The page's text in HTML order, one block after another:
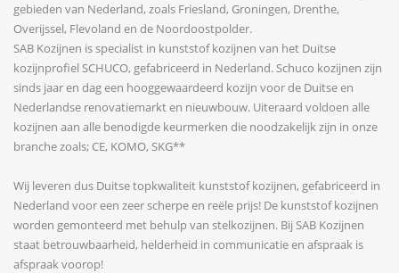
gebieden van Nederland, zoals Friesland, Groningen, Drenthe,
Overijssel, Flevoland en de Noordoostpolder.
SAB Kozijnen is specialist in kunststof kozijnen van het Duitse
kozijnprofiel SCHUCO, gefabriceerd in Nederland. Schuco kozijnen zijn
sinds jaar en dag een hooggewaardeerd kozijn voor de Duitse en
Nederlandse renovatiemarkt en nieuwbouw. Uiteraard voldoen alle
kozijnen aan alle benodigde keurmerken die noodzakelijk zijn in onze
branche zoals; CE, KOMO, SKG**
Wij leveren dus Duitse topkwaliteit kunststof kozijnen, gefabriceerd in
Nederland voor een zeer scherpe en reële prijs! De kunststof kozijnen
worden gemonteerd met behulp van stelkozijnen. Bij SAB Kozijnen
staat betrouwbaarheid, helderheid in communicatie en afspraak is
afspraak voorop!